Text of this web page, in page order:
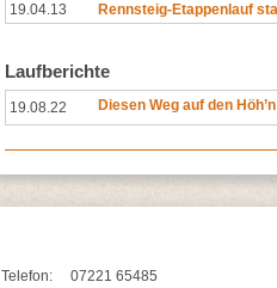
19.04.13
Rennsteig-Etappenlauf
Laufberichte
19.08.22 Diesen Weg auf den
Telefon:
07221 65485